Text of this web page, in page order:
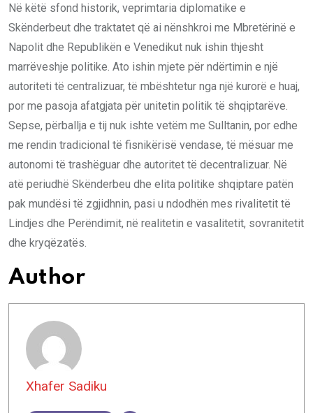
Në këtë sfond historik, veprimtaria diplomatike e
Skënderbeut dhe traktatet që ai nënshkroi me Mbretërinë e
Napolit dhe Republikën e Venedikut nuk ishin thjesht
marrëveshje politike. Ato ishin mjete për ndërtimin e një
autoriteti të centralizuar, të mbështetur nga një kurorë e huaj,
por me pasoja afatgjata për unitetin politik të shqiptarëve.
Sepse, përballja e tij nuk ishte vetëm me Sulltanin, por edhe
me rendin tradicional të fisnikërisë vendase, të mësuar me
autonomi të trashëguar dhe autoritet të decentralizuar. Në
atë periudhë Skënderbeu dhe elita politike shqiptare patën
pak mundësi të zgjidhnin, pasi u ndodhën mes rivalitetit të
Lindjes dhe Perëndimit, në realitetin e vasalitetit, sovranitetit
dhe kryqëzatës.
Author
Xhafer Sadiku